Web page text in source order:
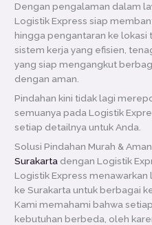
Dengan pengalaman dalam
Logistik Express siap
hingga pengantaran ke lokasi
sistem kerja yang efisien,
yang siap mengangkut
dengan aman.
Pindahan kini tidak lagi
semuanya pada Logistik
setiap detailnya untuk Anda.
Solusi Pindahan Murah & Aman
Surakarta dengan Logistik
Logistik Express
ke Surakarta untuk berbagai
Kami memahami bahwa
kebutuhan berbeda, oleh